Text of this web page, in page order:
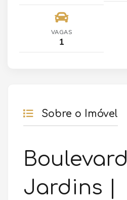
VAGAS
1
Sobre o Imóvel
Boulevard
Jardins |